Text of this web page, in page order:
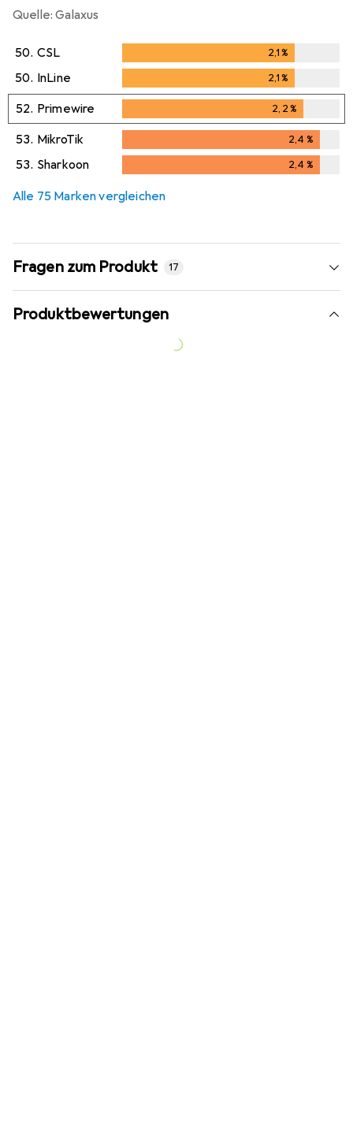
Quelle: Galaxus
50. CSL 2,1%
50. InLine 2,1%
52. Primewire 2,2%
2,2%
53. MikroTik 2,4 %
2,4%
53. Sharkoon 2,4 %
Alle 75 Marken vergleichen
Fragen zum Produkt 17
Produktbewertungen